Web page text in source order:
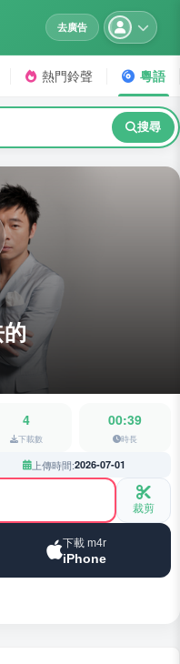
去廣告
熱門鈴聲 粵語
搜尋
4
下載數
00:39
時長
上傳時間:2026-07-01
裁剪
下載 m4r
iPhone